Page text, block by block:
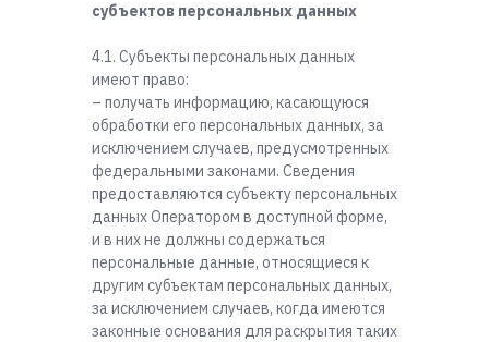
субъектов персональных данных
4.1. Субъекты персональных данных
имеют право:
– получать информацию, касающуюся
обработки его персональных данных, за
исключением случаев, предусмотренных
федеральными законами. Сведения
предоставляются субъекту персональных
данных Оператором в доступной форме,
и в них не должны содержаться
персональные данные, относящиеся к
другим субъектам персональных данных,
за исключением случаев, когда имеются
законные основания для раскрытия таких